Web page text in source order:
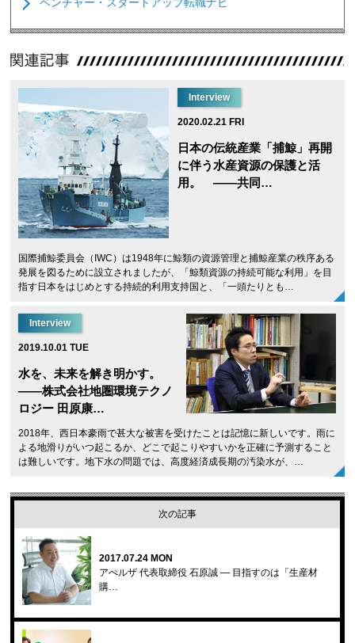
ベンチャー・スタートアップ転職ナビ
Interview
2020.02.21 FRI
日本の伝統産業「捕鯨」再開
に伴う水産資源の保護と活
用。 ——共同…
国際捕鯨委員会（IWC）は1948年に鯨類の資源管理と捕鯨産業の秩序ある
発展を図るために設立されましたが、「鯨類資源の持続可能な利用」を目
指す日本をはじめとする持続的利用支持国と、「一頭たりとも…
Interview
2019.10.01 TUE
水を、未来を解き明かす。
——株式会社地圏環境テクノ
ロジー 田原康…
2018年、西日本豪雨で甚大な被害を受けたことは記憶に新しいです。雨に
よる地滑りがいつ起こるか、どこで起こりやすいかを正確に予測すること
は難しいです。地下水の問題では、高度経済成長期の汚染水が、…
次の記事
2017.07.24 MON
アぺルザ 代表取締役 石原誠 ― 目指すのは「生産材
購…